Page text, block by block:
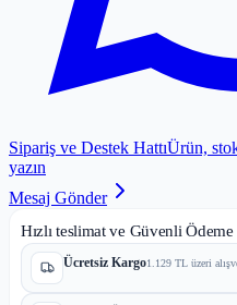
Sipariş ve Destek HattıÜrün,
yazın
Mesaj Gönder
Hızlı teslimat ve Güvenli Ödeme
Ücretsiz Kargo1.129 TL üzeri